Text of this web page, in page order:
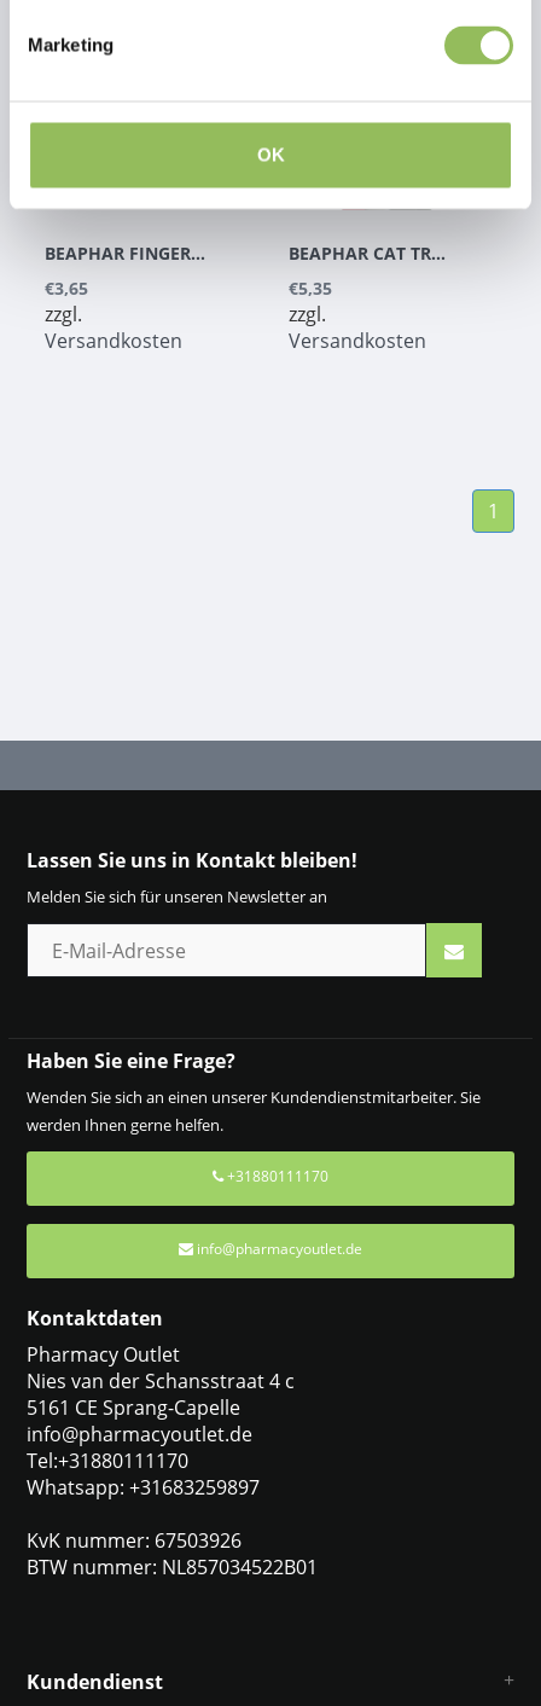
Marketing
OK
BEAPHAR FINGERZAHNBÜRSTE 2 ST.
€3,65
zzgl.
Versandkosten
BEAPHAR CAT TRAINER 10 ML
€5,35
zzgl.
Versandkosten
1
Lassen Sie uns in Kontakt bleiben!
Melden Sie sich für unseren Newsletter an
Haben Sie eine Frage?
Wenden Sie sich an einen unserer Kundendienstmitarbeiter. Sie
werden Ihnen gerne helfen.
+31880111170
info@pharmacyoutlet.de
Kontaktdaten
Pharmacy Outlet
Nies van der Schansstraat 4 c
5161 CE Sprang-Capelle
info@pharmacyoutlet.de
Tel:+31880111170
Whatsapp: +31683259897
KvK nummer: 67503926
BTW nummer: NL857034522B01
Kundendienst